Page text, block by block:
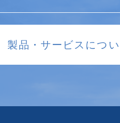
製品・サービスにつ